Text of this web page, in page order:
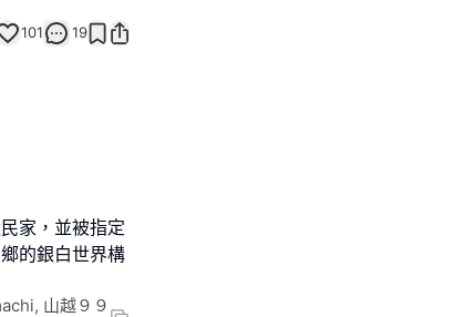
101 19
家，並被指定
的銀白世界構
山越９９